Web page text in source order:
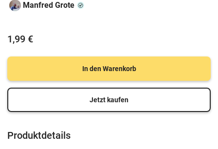
Manfred Grote
1,99 €
In den Warenkorb
Jetzt kaufen
Produktdetails